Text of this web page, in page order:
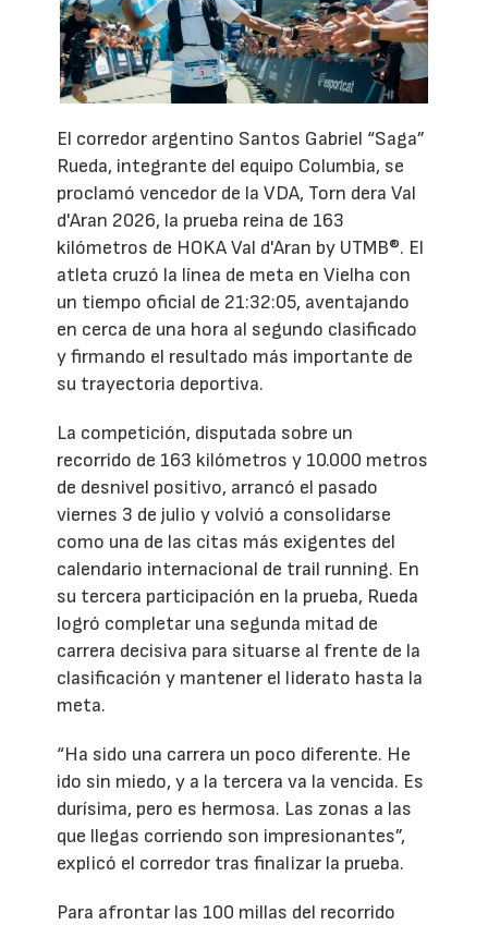
El corredor argentino Santos Gabriel “Saga”
Rueda, integrante del equipo Columbia, se
proclamó vencedor de la VDA, Torn dera Val
d'Aran 2026, la prueba reina de 163
kilómetros de HOKA Val d'Aran by UTMB®. El
atleta cruzó la línea de meta en Vielha con
un tiempo oficial de 21:32:05, aventajando
en cerca de una hora al segundo clasificado
y firmando el resultado más importante de
su trayectoria deportiva.
La competición, disputada sobre un
recorrido de 163 kilómetros y 10.000 metros
de desnivel positivo, arrancó el pasado
viernes 3 de julio y volvió a consolidarse
como una de las citas más exigentes del
calendario internacional de trail running. En
su tercera participación en la prueba, Rueda
logró completar una segunda mitad de
carrera decisiva para situarse al frente de la
clasificación y mantener el liderato hasta la
meta.
“Ha sido una carrera un poco diferente. He
ido sin miedo, y a la tercera va la vencida. Es
durísima, pero es hermosa. Las zonas a las
que llegas corriendo son impresionantes”,
explicó el corredor tras finalizar la prueba.
Para afrontar las 100 millas del recorrido